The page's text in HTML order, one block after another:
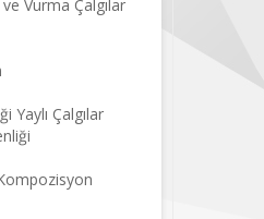
Vurma Çalgılar
Yaylı Çalgılar